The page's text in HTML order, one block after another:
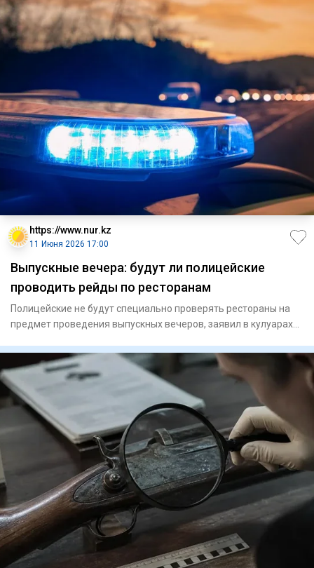
https://www.nur.kz
11 Июня 2026 17:00
Выпускные вечера: будут ли полицейские
проводить рейды по ресторанам
Полицейские не будут специально проверять рестораны на
предмет проведения выпускных вечеров, заявил в кулуарах